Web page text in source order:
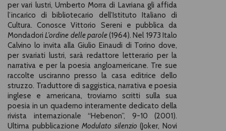
per vari lustri, Umberto Morra di Lavriana gli affida
l’incarico di bibliotecario dell’Istituto Italiano di
Cultura. Conosce Vittorio Sereni e pubblica da
MondadoriL’ordine delle parole(1964). Nel 1973 Italo
Calvino lo invita alla Giulio Einaudi di Torino dove,
per svariati lustri, sarà redattore letterario per la
narrativa e per la poesia angloamericane. Tre sue
raccolte usciranno presso la casa editrice dello
struzzo. Traduttore di saggistica, narrativa e poesia
inglese e americana, troviamo scritti sulla sua
poesia in un quaderno interamente dedicato della
rivista internazionale “Hebenon”, 9-10 (2001).
Ultima pubblicazioneModulato silenzio (Joker, Novi